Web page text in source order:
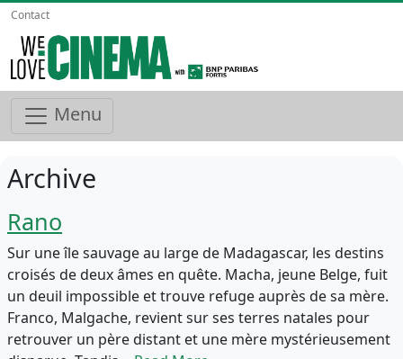
Contact
Menu
Archive
Rano
Sur une île sauvage au large de Madagascar, les destins
croisés de deux âmes en quête. Macha, jeune Belge, fuit
un deuil impossible et trouve refuge auprès de sa mère.
Franco, Malgache, revient sur ses terres natales pour
retrouver un père distant et une mère mystérieusement